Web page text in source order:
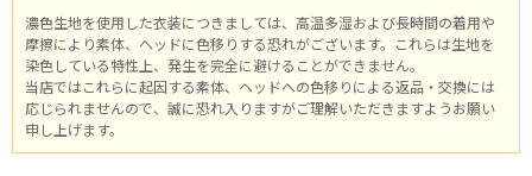
濃色生地を使用した衣装につきましては、高温多湿および長時間の着用や
摩擦により素体、ヘッドに色移りする恐れがございます。これらは生地を
染色している特性上、発生を完全に避けることができません。
当店ではこれらに起因する素体、ヘッドへの色移りによる返品・交換には
応じられませんので、誠に恐れ入りますがご理解いただきますようお願い
申し上げます。